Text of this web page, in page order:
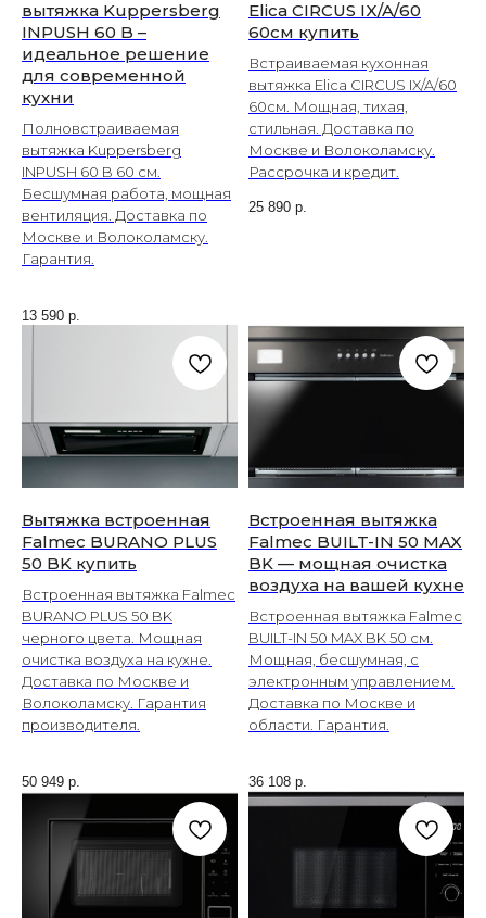
вытяжка Kuppersberg
INPUSH 60 B –
идеальное решение
для современной
кухни
Полновстраиваемая
вытяжка Kuppersberg
INPUSH 60 B 60 см.
Бесшумная работа, мощная
вентиляция. Доставка по
Москве и Волоколамску.
Гарантия.
13 590 р.
Elica CIRCUS IX/A/60
60см купить
Встраиваемая кухонная
вытяжка Elica CIRCUS IX/A/60
60см. Мощная, тихая,
стильная. Доставка по
Москве и Волоколамску.
Рассрочка и кредит.
25 890 р.
Вытяжка встроенная
Falmec BURANO PLUS
50 BK купить
Встроенная вытяжка Falmec
BURANO PLUS 50 BK
черного цвета. Мощная
очистка воздуха на кухне.
Доставка по Москве и
Волоколамску. Гарантия
производителя.
50 949 р.
Встроенная вытяжка
Falmec BUILT-IN 50 MAX
BK — мощная очистка
воздуха на вашей кухне
Встроенная вытяжка Falmec
BUILT-IN 50 MAX BK 50 см.
Мощная, бесшумная, с
электронным управлением.
Доставка по Москве и
области. Гарантия.
36 108 р.